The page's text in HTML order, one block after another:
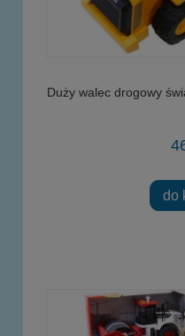
Duży walec drogowy
do